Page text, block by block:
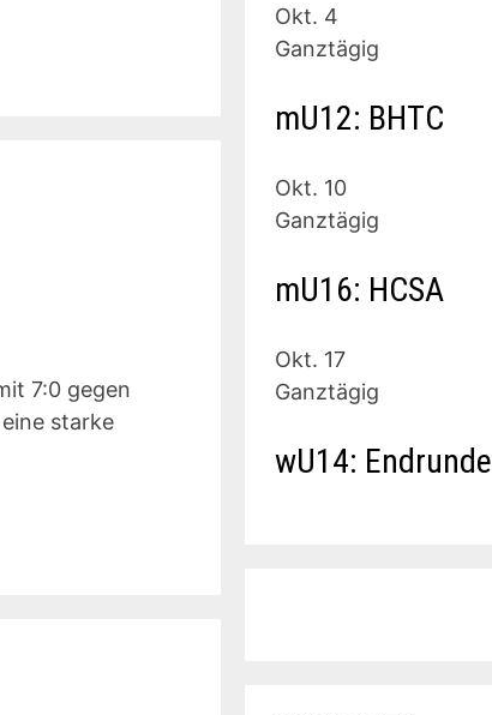
7:0 gegen
starke
Okt. 4
Ganztägig
mU12: BHTC
Okt. 10
Ganztägig
mU16: HCSA
Okt. 17
Ganztägig
wU14: Endrunde